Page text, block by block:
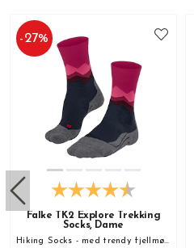
-27%
Falke TK2 Explore Trekking
Socks, Dame
Hiking Socks - med trendy fjellmønster!